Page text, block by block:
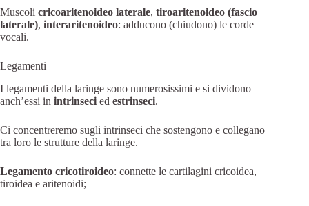
Muscoli cricoaritenoideo laterale, tiroaritenoideo (fascio
laterale), interaritenoideo: adducono (chiudono) le corde
vocali.
Legamenti
I legamenti della laringe sono numerosissimi e si dividono
anch’essi in intrinseci ed estrinseci.
Ci concentreremo sugli intrinseci che sostengono e collegano
tra loro le strutture della laringe.
Legamento cricotiroideo: connette le cartilagini cricoidea,
tiroidea e aritenoidi;